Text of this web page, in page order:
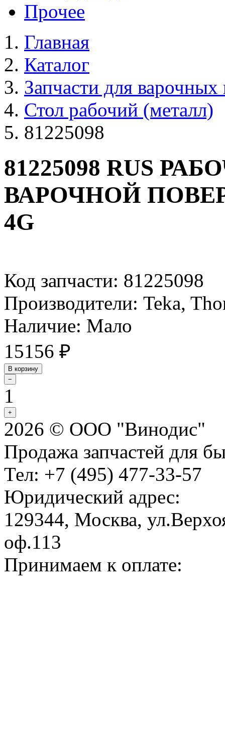
Прочее
Главная
Каталог
Запчасти для варочных
Стол рабочий (металл)
81225098
81225098 RUS
ВАРОЧНОЙ
4G
Код запчасти: 81225098
Производители: Teka,
Наличие: Мало
15156 ₽
В корзину
−
1
+
2026 © ООО "Винодис"
Продажа запчастей для
Тел: +7 (495) 477-33-57
Юридический адрес:
129344, Москва,
оф.113
Принимаем к оплате: